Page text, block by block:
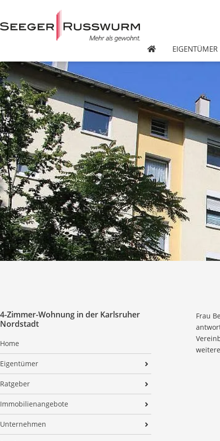
EIGENTÜMER
4-Zimmer-Wohnung in der Karlsruher
Nordstadt
Home
Eigentümer
Verkaufen
Vermieten
Ratgeber
Ratgeber Immobilienerbe
Ratgeber Immobilie in der Scheidung
Ratgeber Wohnen im Alter
Immobilienangebote
Alle Angebote
Widerrufsbelehrung
Unternehmen
Frau